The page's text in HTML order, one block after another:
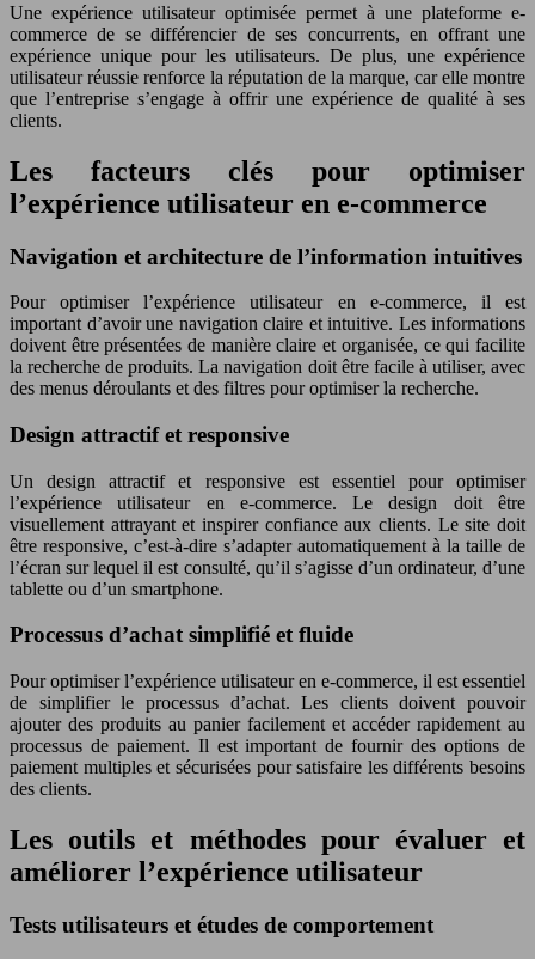
Une expérience utilisateur optimisée permet à une plateforme e-
commerce de se différencier de ses concurrents, en offrant une
expérience unique pour les utilisateurs. De plus, une expérience
utilisateur réussie renforce la réputation de la marque, car elle montre
que l’entreprise s’engage à offrir une expérience de qualité à ses
clients.
Les facteurs clés pour optimiser
l’expérience utilisateur en e-commerce
Navigation et architecture de l’information intuitives
Pour optimiser l’expérience utilisateur en e-commerce, il est
important d’avoir une navigation claire et intuitive. Les informations
doivent être présentées de manière claire et organisée, ce qui facilite
la recherche de produits. La navigation doit être facile à utiliser, avec
des menus déroulants et des filtres pour optimiser la recherche.
Design attractif et responsive
Un design attractif et responsive est essentiel pour optimiser
l’expérience utilisateur en e-commerce. Le design doit être
visuellement attrayant et inspirer confiance aux clients. Le site doit
être responsive, c’est-à-dire s’adapter automatiquement à la taille de
l’écran sur lequel il est consulté, qu’il s’agisse d’un ordinateur, d’une
tablette ou d’un smartphone.
Processus d’achat simplifié et fluide
Pour optimiser l’expérience utilisateur en e-commerce, il est essentiel
de simplifier le processus d’achat. Les clients doivent pouvoir
ajouter des produits au panier facilement et accéder rapidement au
processus de paiement. Il est important de fournir des options de
paiement multiples et sécurisées pour satisfaire les différents besoins
des clients.
Les outils et méthodes pour évaluer et
améliorer l’expérience utilisateur
Tests utilisateurs et études de comportement